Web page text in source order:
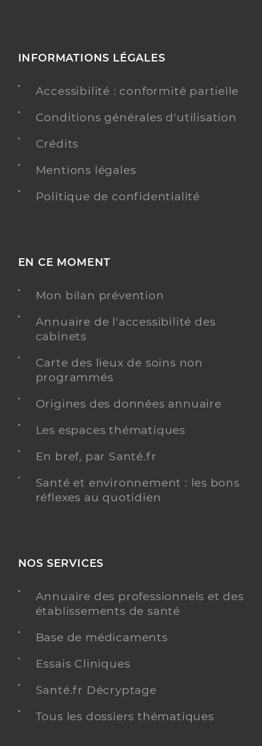
INFORMATIONS LÉGALES
Accessibilité : conformité partielle
Conditions générales d'utilisation
Crédits
Mentions légales
Politique de confidentialité
EN CE MOMENT
Mon bilan prévention
Annuaire de l'accessibilité des
cabinets
Carte des lieux de soins non
programmés
Origines des données annuaire
Les espaces thématiques
En bref, par Santé.fr
Santé et environnement : les bons
réflexes au quotidien
NOS SERVICES
Annuaire des professionnels et des
établissements de santé
Base de médicaments
Essais Cliniques
Santé.fr Décryptage
Tous les dossiers thématiques